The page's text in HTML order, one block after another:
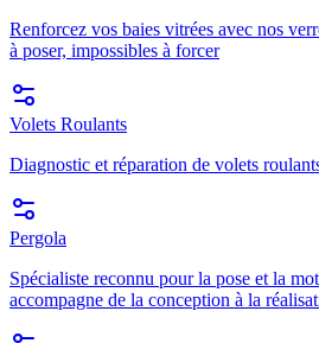
Renforcez vos baies vitrées avec nos
à poser, impossibles à forcer
Volets Roulants
Diagnostic et réparation de volets
Pergola
Spécialiste reconnu pour la pose et la
accompagne de la conception à la